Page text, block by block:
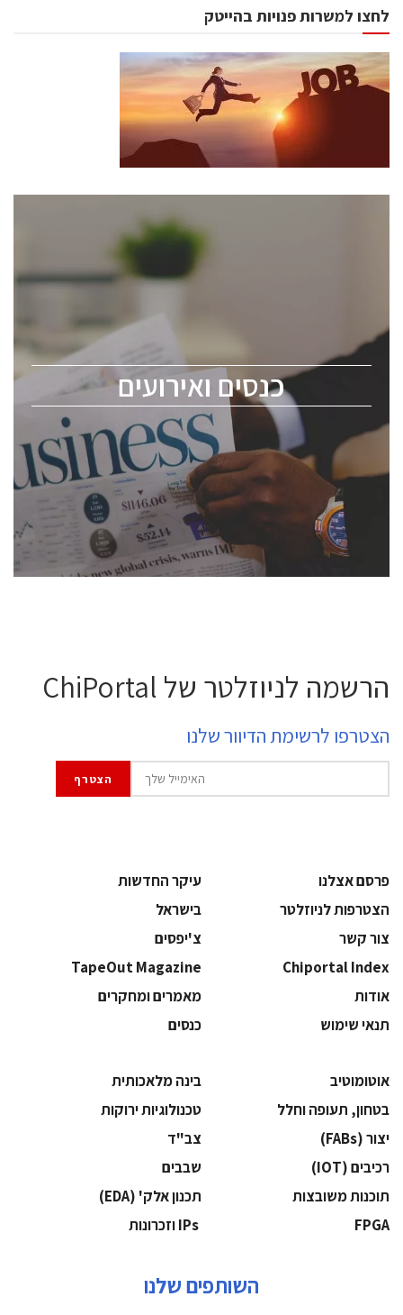
לחצו למשרות פנויות בהייטק
כנסים ואירועים
כנסים ואירועים
לכל העוסקים בתעשיית הסמיקונדקטור כולל מהנדסים,
ChipEx2026 will be held on May 12-13, 2026. The
conference is intended for everyone involved in the
semiconductor industry, including engineers,
professional experts, and senior executives.
לחץ לפרטים
הרשמה לניוזלטר של ChiPortal
הצטרפו לרשימת הדיוור שלנו
פרסם אצלנו
עיקר החדשות
הצטרפות לניוזלטר
בישראל
צור קשר
צ'יפסים
Chiportal Index
TapeOut Magazine
אודות
מאמרים ומחקרים
תנאי שימוש
כנסים
אוטומוטיב
בינה מלאכותית
בטחון, תעופה וחלל
‫טכנולוגיות ירוקות‬
‫יצור (‪(FABs‬‬
‫צב"ד‬
‫רכיבים‬ (IOT)
‫שבבים‬
‫תוכנות משובצות‬
‫תכנון אלק' (‪(EDA‬‬
‫‪FPGA‬‬
השותפים שלנו